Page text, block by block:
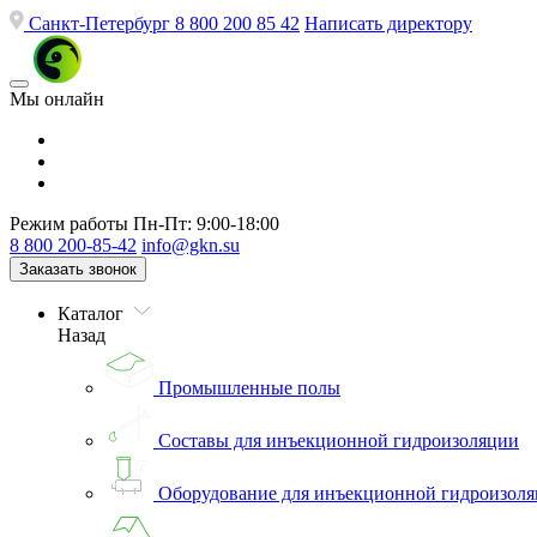
Санкт-Петербург 8 800 200 85 42 Написать директору
Мы онлайн
Режим работы Пн-Пт: 9:00-18:00
8 800 200-85-42 info@gkn.su
Заказать звонок
Каталог
Назад
Промышленные полы
Составы для инъекционной гидроизоляции
Оборудование для инъекционной